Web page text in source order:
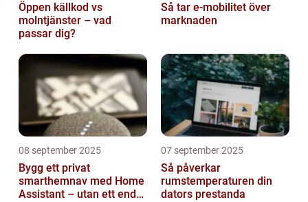
Öppen källkod vs
molntjänster – vad
passar dig?
Så tar e-mobilitet över
marknaden
08 september 2025
Bygg ett privat
smarthemnav med Home
Assistant – utan ett enda
07 september 2025
Så påverkar
rumstemperaturen din
dators prestanda